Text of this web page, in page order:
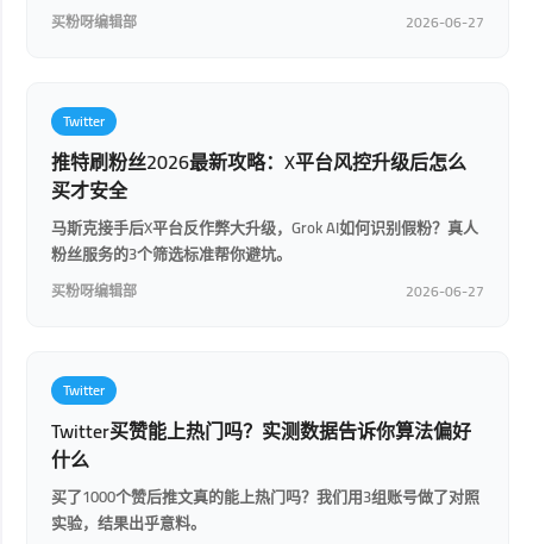
买粉呀编辑部 2026-06-27
Twitter
推特刷粉丝2026最新攻略：X平台风控升级后怎么
买才安全
马斯克接手后X平台反作弊大升级，Grok AI如何识别假粉？真人
粉丝服务的3个筛选标准帮你避坑。
买粉呀编辑部 2026-06-27
Twitter
Twitter买赞能上热门吗？实测数据告诉你算法偏好
什么
买了1000个赞后推文真的能上热门吗？我们用3组账号做了对照
实验，结果出乎意料。